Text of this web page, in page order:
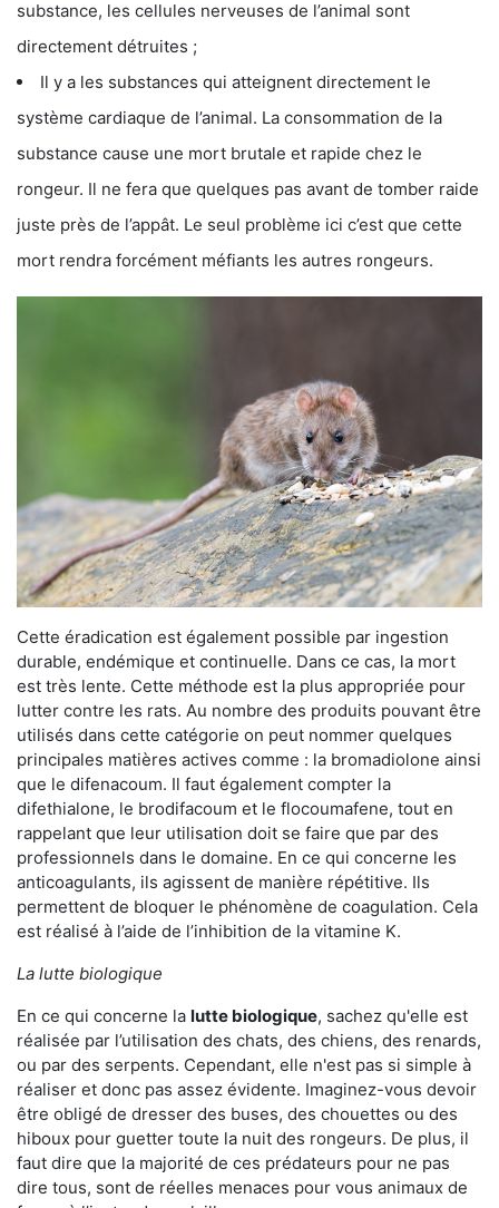
substance, les cellules nerveuses de l’animal sont
directement détruites ;
Il y a les substances qui atteignent directement le
système cardiaque de l’animal. La consommation de la
substance cause une mort brutale et rapide chez le
rongeur. Il ne fera que quelques pas avant de tomber raide
juste près de l’appât. Le seul problème ici c’est que cette
mort rendra forcément méfiants les autres rongeurs.
Cette éradication est également possible par ingestion
durable, endémique et continuelle. Dans ce cas, la mort
est très lente. Cette méthode est la plus appropriée pour
lutter contre les rats. Au nombre des produits pouvant être
utilisés dans cette catégorie on peut nommer quelques
principales matières actives comme : la bromadiolone ainsi
que le difenacoum. Il faut également compter la
difethialone, le brodifacoum et le flocoumafene, tout en
rappelant que leur utilisation doit se faire que par des
professionnels dans le domaine. En ce qui concerne les
anticoagulants, ils agissent de manière répétitive. Ils
permettent de bloquer le phénomène de coagulation. Cela
est réalisé à l’aide de l’inhibition de la vitamine K.
La lutte biologique
En ce qui concerne la lutte biologique, sachez qu'elle est
réalisée par l’utilisation des chats, des chiens, des renards,
ou par des serpents. Cependant, elle n'est pas si simple à
réaliser et donc pas assez évidente. Imaginez-vous devoir
être obligé de dresser des buses, des chouettes ou des
hiboux pour guetter toute la nuit des rongeurs. De plus, il
faut dire que la majorité de ces prédateurs pour ne pas
dire tous, sont de réelles menaces pour vous animaux de